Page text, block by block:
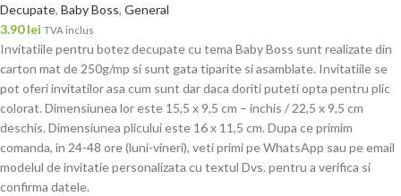
Decupate, Baby Boss, General
3.90lei TVA inclus
Invitatiile pentru botez decupate cu tema Baby Boss sunt realizate din
carton mat de 250g/mp si sunt gata tiparite si asamblate. Invitatiile se
pot oferi invitatilor asa cum sunt dar daca doriti puteti opta pentru plic
colorat. Dimensiunea lor este 15,5 x 9,5 cm – inchis / 22,5 x 9,5 cm
deschis. Dimensiunea plicului este 16 x 11,5 cm. Dupa ce primim
comanda, in 24-48 ore (luni-vineri), veti primi pe WhatsApp sau pe email
modelul de invitatie personalizata cu textul Dvs. pentru a verifica si
confirma datele.